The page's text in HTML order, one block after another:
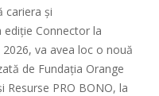
cariera și
Connector la
va avea loc o nouă
de Fundația Orange
PRO BONO, la